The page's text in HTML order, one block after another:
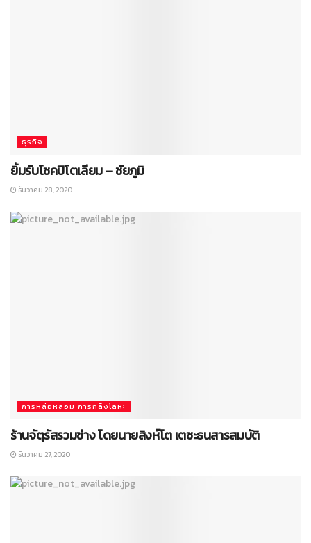
ธุรกิจ
ยิ้มรับโชคปิโตเลียม – ชัยภูมิ
ธันวาคม 28, 2020
การหล่อหลอม การกลึงโลหะ
ร้านจัตุรัสรวมช่าง โดยนายสิงห์โต เตชะธนสารสมบัติ
ธันวาคม 27, 2020